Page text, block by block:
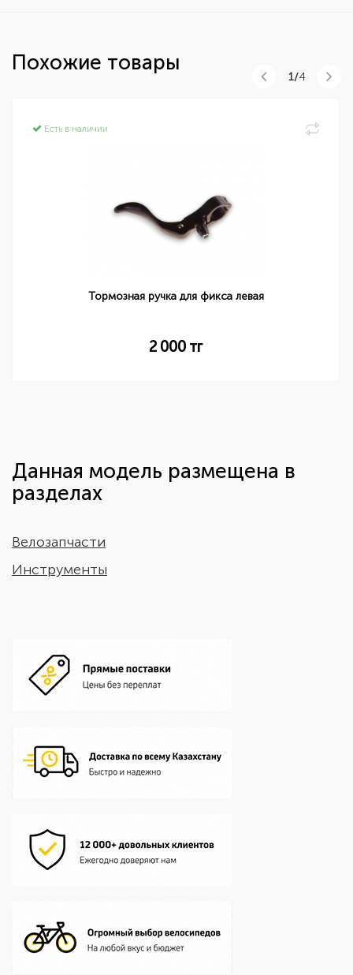
Похожие товары
Есть в наличии
Тормозная ручка для фикса левая
2 000 тг
1/4
Данная модель размещена в
разделах
Велозапчасти
Инструменты